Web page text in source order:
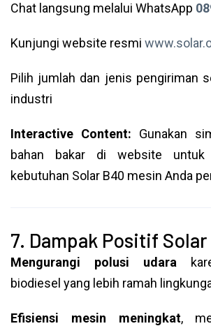
Chat langsung melalui WhatsApp
Kunjungi website resmi
Pilih jumlah dan jenis pengiriman
industri
Interactive Content: Gunakan
bahan bakar di website untuk
kebutuhan Solar B40 mesin Anda
7. Dampak Positif
Mengurangi polusi udara
biodiesel yang lebih ramah
Efisiensi mesin meningkat,